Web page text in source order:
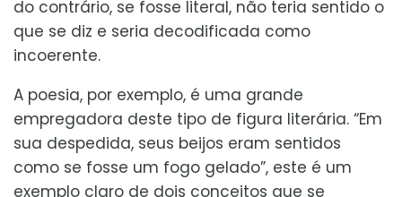
do contrário, se fosse literal, não teria sentido o
que se diz e seria decodificada como
incoerente.
A poesia, por exemplo, é uma grande
empregadora deste tipo de figura literária. “Em
sua despedida, seus beijos eram sentidos
como se fosse um fogo gelado”, este é um
exemplo claro de dois conceitos que se